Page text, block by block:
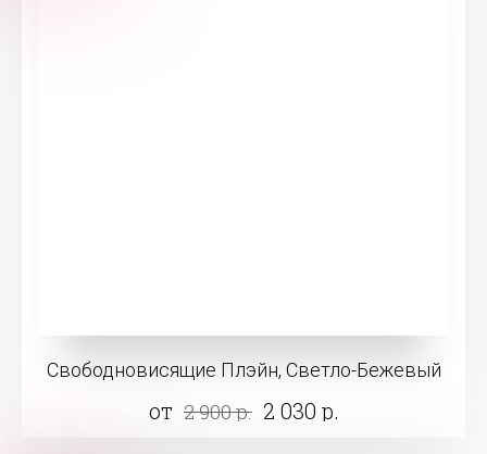
Свободновисящие Плэйн, Светло-Бежевый
от 2 900 р. 2 030 р.